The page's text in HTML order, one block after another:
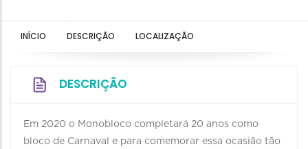
INÍCIO DESCRIÇÃO LOCALIZAÇÃO
DESCRIÇÃO
Em 2020 o Monobloco completará 20 anos como
bloco de Carnaval e para comemorar essa ocasião tão